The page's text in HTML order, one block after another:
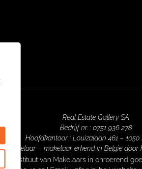
Real Estate Gallery SA
Bedrijf nr. : 0751 936 278
Hoofdkantoor : Louizalaan 461 – 1050
– makelaar erkend in België door
van Makelaars in onroerend